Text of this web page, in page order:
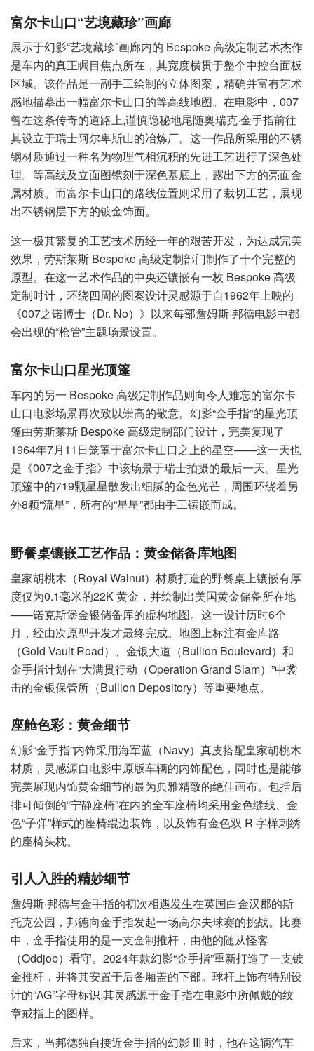
富尔卡山口“艺境藏珍”画廊
展示于幻影“艺境藏珍”画廊内的 Bespoke 高级定制艺术杰作
是车内的真正瞩目焦点所在，其宽度横贯于整个中控台面板
区域。该作品是一副手工绘制的立体图案，精确并富有艺术
感地描摹出一幅富尔卡山口的等高线地图。在电影中，007
曾在这条传奇的道路上,谨慎隐秘地尾随奥瑞克·金手指前往
其设立于瑞士阿尔卑斯山的冶炼厂。这一作品所采用的不锈
钢材质通过一种名为物理气相沉积的先进工艺进行了深色处
理。等高线及立面图镌刻于深色基底上，露出下方的亮面金
属材质。而富尔卡山口的路线位置则采用了裁切工艺，展现
出不锈钢层下方的镀金饰面。
这一极其繁复的工艺技术历经一年的艰苦开发，为达成完美
效果，劳斯莱斯 Bespoke 高级定制部门制作了十个完整的
原型。在这一艺术作品的中央还镶嵌有一枚 Bespoke 高级
定制时计，环绕四周的图案设计灵感源于自1962年上映的
《007之诺博士（Dr. No）》以来每部詹姆斯·邦德电影中都
会出现的“枪管”主题场景设置。
富尔卡山口星光顶篷
车内的另一 Bespoke 高级定制作品则向令人难忘的富尔卡
山口电影场景再次致以崇高的敬意。幻影“金手指”的星光顶
篷由劳斯莱斯 Bespoke 高级定制部门设计，完美复现了
1964年7月11日笼罩于富尔卡山口之上的星空——这一天也
是《007之金手指》中该场景于瑞士拍摄的最后一天。星光
顶篷中的719颗星星散发出细腻的金色光芒，周围环绕着另
外8颗“流星”，所有的“星星”都由手工镶嵌而成。
野餐桌镶嵌工艺作品：黄金储备库地图
皇家胡桃木（Royal Walnut）材质打造的野餐桌上镶嵌有厚
度仅为0.1毫米的22K 黄金，并绘制出美国黄金储备所在地
——诺克斯堡金银储备库的虚构地图。这一设计历时6个
月，经由次原型开发才最终完成。地图上标注有金库路
（Gold Vault Road）、金银大道（Bullion Boulevard）和
金手指计划在“大满贯行动（Operation Grand Slam）”中袭
击的金银保管所（Bullion Depository）等重要地点。
座舱色彩：黄金细节
幻影“金手指”内饰采用海军蓝（Navy）真皮搭配皇家胡桃木
材质，灵感源自电影中原版车辆的内饰配色，同时也是能够
完美展现内饰黄金细节的最为典雅精致的绝佳画布。包括后
排可倾倒的“宁静座椅”在内的全车座椅均采用金色缝线、金
色“子弹”样式的座椅绲边装饰，以及饰有金色双 R 字样刺绣
的座椅头枕。
引人入胜的精妙细节
詹姆斯·邦德与金手指的初次相遇发生在英国白金汉郡的斯
托克公园，邦德向金手指发起一场高尔夫球赛的挑战。比赛
中，金手指使用的是一支金制推杆，由他的随从怪客
（Oddjob）看守。2024年款幻影“金手指”重新打造了一支镀
金推杆，并将其安置于后备厢盖的下部。球杆上饰有特别设
计的“AG”字母标识,其灵感源于金手指在电影中所佩戴的纹
章戒指上的图样。
后来，当邦德独自接近金手指的幻影 III 时，他在这辆汽车